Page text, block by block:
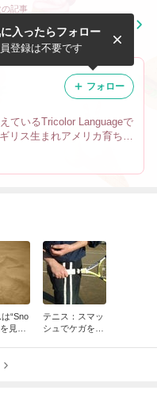
の記事
ているTricolor Languageで
リス生まれアメリカ育ちで
語の微妙なニュアンスの
入ったらフォロー
登録は不要です
フォロー
“Sno
見た
テニス：スマッ
シュでケガをし